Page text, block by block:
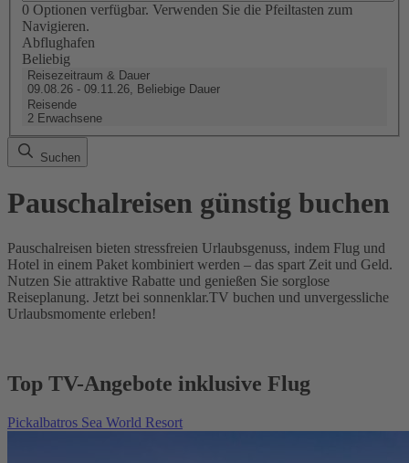
0 Optionen verfügbar. Verwenden Sie die Pfeiltasten zum
Navigieren.
Abflughafen
Beliebig
Reisezeitraum & Dauer
09.08.26 - 09.11.26, Beliebige Dauer
Reisende
2 Erwachsene
Suchen
Pauschalreisen günstig buchen
Pauschalreisen bieten stressfreien Urlaubsgenuss, indem Flug und
Hotel in einem Paket kombiniert werden – das spart Zeit und Geld.
Nutzen Sie attraktive Rabatte und genießen Sie sorglose
Reiseplanung. Jetzt bei sonnenklar.TV buchen und unvergessliche
Urlaubsmomente erleben!
Top TV-Angebote inklusive Flug
Pickalbatros Sea World Resort